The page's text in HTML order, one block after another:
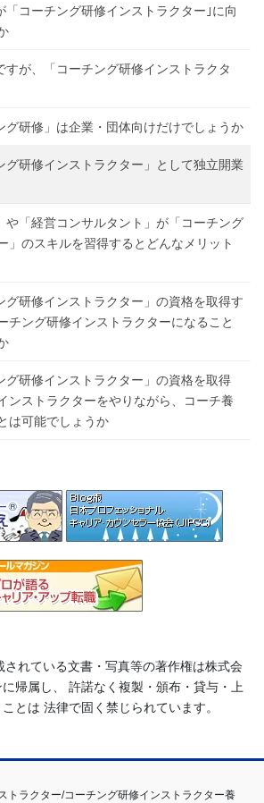
「コーチング研修インストラクター｣に向
すが、「コーチング研修インストラクタ
グ研修」は企業・団体向けだけでしょうか
グ研修インストラクター」として独立開業
や「経営コンサルタント」が「コーチング
」のスキルを習得するとどんなメリット
グ研修インストラクター」の資格を取得す
チング研修インストラクターになること
グ研修インストラクター」の資格を取得
ンストラクターをやりながら、コーチ養
は可能でしょうか
されている文書・写真等の著作権は株式会
帰属し、 許諾なく複製・頒布・貸与・上
とは 法律で固く禁じられています。
トラクター/コーチング研修インストラクター養